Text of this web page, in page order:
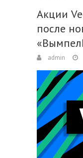
Акции
после
admin